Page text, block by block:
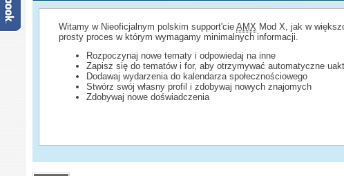
Witamy w Nieoficjalnym polskim support'cieAMX Mod X, jak w
prosty proces w którym wymagamy minimalnych informacji.
Rozpoczynaj nowe tematy i odpowiedaj na inne
Zapisz się do tematów i for, aby otrzymywać automatyczne
Dodawaj wydarzenia do kalendarza społecznościowego
Stwórz swój własny profil i zdobywaj nowych znajomych
Zdobywaj nowe doświadczenia